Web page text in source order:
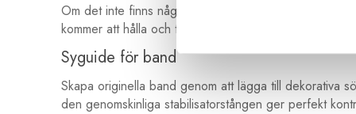
Om det inte finns någon färdig passpoal eller om du
kommer att hålla och täcka snodden med tyg när
Syguide för band
Skapa originella band genom att lägga till dekorativa
den genomskinliga stabilisatorstången ger perfekt